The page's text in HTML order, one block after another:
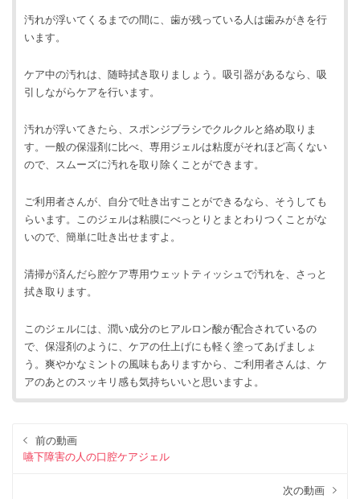
汚れが浮いてくるまでの間に、歯が残っている人は歯みがきを行
います。
ケア中の汚れは、随時拭き取りましょう。吸引器があるなら、吸
引しながらケアを行います。
汚れが浮いてきたら、スポンジブラシでクルクルと絡め取りま
す。一般の保湿剤に比べ、専用ジェルは粘度がそれほど高くない
ので、スムーズに汚れを取り除くことができます。
ご利用者さんが、自分で吐き出すことができるなら、そうしても
らいます。このジェルは粘膜にべっとりとまとわりつくことがな
いので、簡単に吐き出せますよ。
清掃が済んだら腔ケア専用ウェットティッシュで汚れを、さっと
拭き取ります。
このジェルには、潤い成分のヒアルロン酸が配合されているの
で、保湿剤のように、ケアの仕上げにも軽く塗ってあげましょ
う。爽やかなミントの風味もありますから、ご利用者さんは、ケ
アのあとのスッキリ感も気持ちいいと思いますよ。
前の動画
嚥下障害の人の口腔ケアジェル
次の動画